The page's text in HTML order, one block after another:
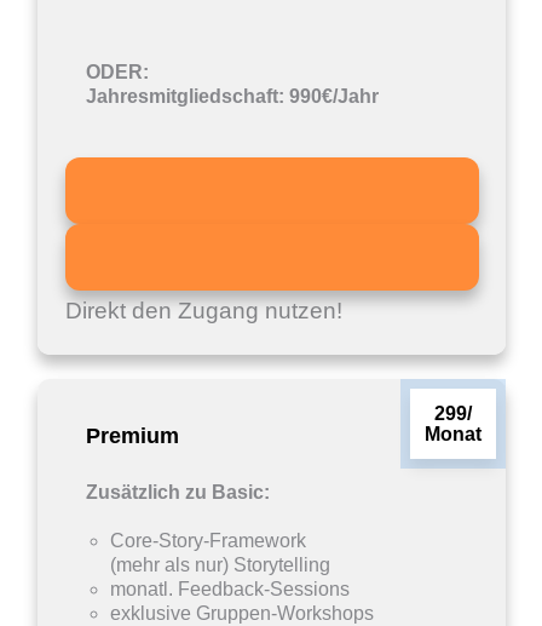
ODER:
Jahresmitgliedschaft: 990€/Jahr
Direkt den Zugang nutzen!
Premium
299/
Monat
Zusätzlich zu Basic:
Core-Story-Framework
(mehr als nur) Storytelling
monatl. Feedback-Sessions
exklusive Gruppen-Workshops